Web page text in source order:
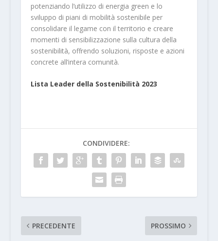
potenziando l’utilizzo di energia green e lo
sviluppo di piani di mobilità sostenibile per
consolidare il legame con il territorio e creare
momenti di sensibilizzazione sulla cultura della
sostenibilità, offrendo soluzioni, risposte e azioni
concrete all’intera comunità.
Lista Leader della Sostenibilità 2023
CONDIVIDERE:
PRECEDENTE PROSSIMO